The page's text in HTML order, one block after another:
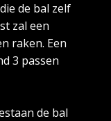
de bal zelf
zal een
raken. Een
3 passen
de bal